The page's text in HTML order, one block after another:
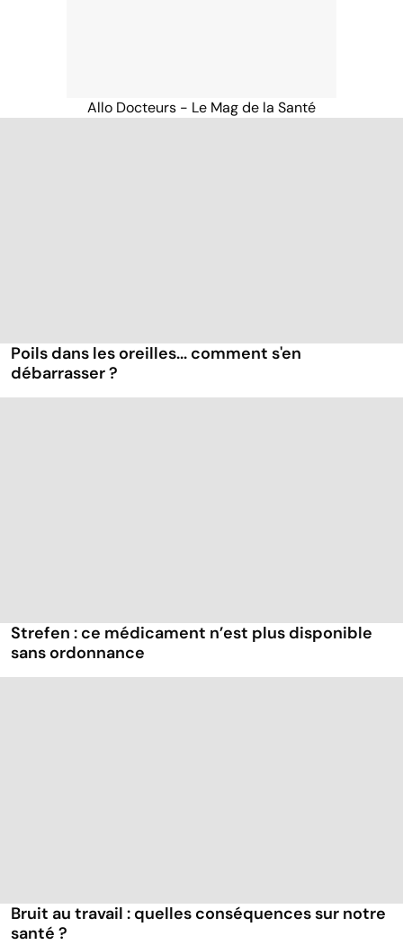
Allo Docteurs - Le Mag de la Santé
Poils dans les oreilles... comment s'en
débarrasser ?
Strefen : ce médicament n’est plus disponible
sans ordonnance
Bruit au travail : quelles conséquences sur notre
santé ?